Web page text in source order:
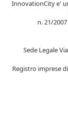
InnovationCity e'
n. 21/
Sede Legale
Registro imprese di